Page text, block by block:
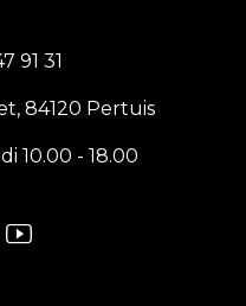
91 31
84120 Pertuis
10.00 - 18.00